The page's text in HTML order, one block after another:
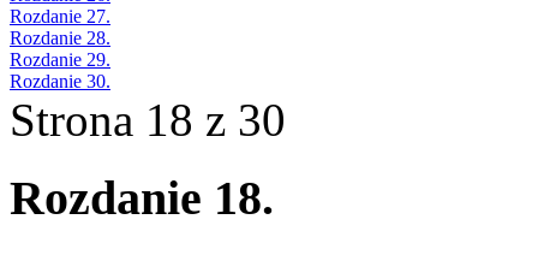
Rozdanie 27.
Rozdanie 28.
Rozdanie 29.
Rozdanie 30.
Strona 18 z 30
Rozdanie 18.